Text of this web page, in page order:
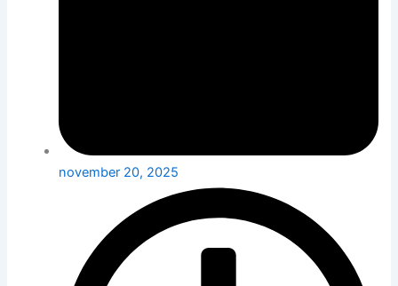
november 20, 2025